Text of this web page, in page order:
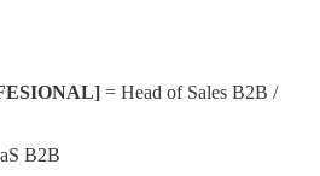
= Head of Sales B2B /
B2B